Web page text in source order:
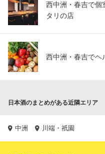
西中洲・春吉で個
タリの店
西中洲・春吉でヘ
日本酒のまとめがある近隣エリア
中洲 川端・祇園